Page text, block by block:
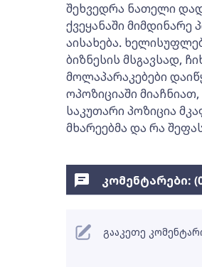
შეხვედრა ნათელი
ქვეყანაში
აისახება.
ბიზნესის მსგავსად,
მოლაპარაკებები
ოპოზიციაში
საკუთარი პოზიცია
მხარეებმა და რა
კომენტარები: (
გააკეთე